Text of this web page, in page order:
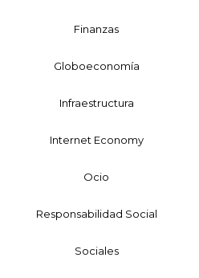
Finanzas
Globoeconomía
Infraestructura
Internet Economy
Ocio
Responsabilidad Social
Sociales